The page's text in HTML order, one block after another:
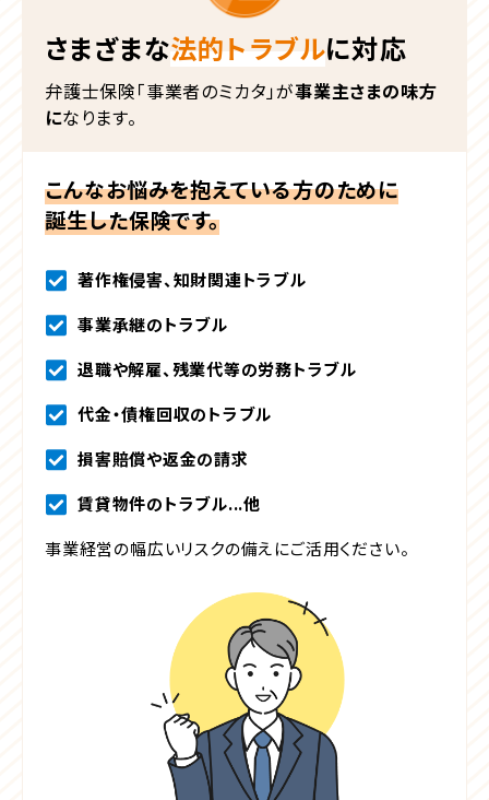
さまざまな法的トラブルに対応
弁護士保険「事業者のミカタ」が事業主さまの味方
になります。
こんなお悩みを抱えている方のために
誕生した保険です。
著作権侵害、知財関連トラブル
事業承継のトラブル
退職や解雇、残業代等の労務トラブル
代金・債権回収のトラブル
損害賠償や返金の請求
賃貸物件のトラブル...他
事業経営の幅広いリスクの備えにご活用ください。